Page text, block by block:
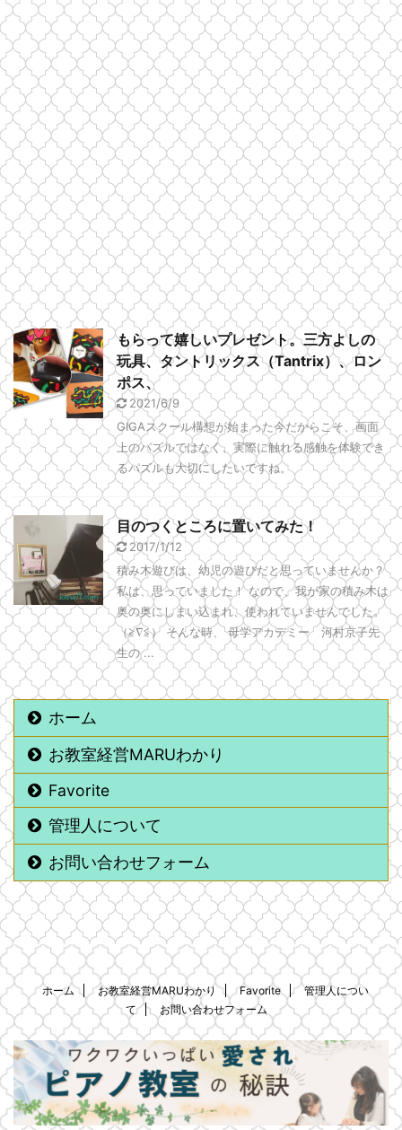
もらって嬉しいプレゼント。三方よしの
玩具、タントリックス（Tantrix）、ロン
ポス、
2021/6/9
GIGAスクール構想が始まった今だからこそ、画面
上のパズルではなく、実際に触れる感触を体験でき
るパズルも大切にしたいですね。
目のつくところに置いてみた！
2017/1/12
積み木遊びは、幼児の遊びだと思っていませんか？
私は、思っていました！ なので、我が家の積み木は
奥の奥にしまい込まれ、使われていませんでした。
（≧∇≦） そんな時、 母学アカデミー 河村京子先
生の ...
ホーム
お教室経営MARUわかり
Favorite
管理人について
お問い合わせフォーム
ホーム お教室経営MARUわかり Favorite
管理人につい
て
お問い合わせフォーム